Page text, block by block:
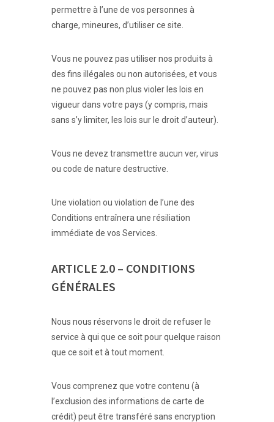
permettre à l’une de vos personnes à
charge, mineures, d’utiliser ce site.
Vous ne pouvez pas utiliser nos produits à
des fins illégales ou non autorisées, et vous
ne pouvez pas non plus violer les lois en
vigueur dans votre pays (y compris, mais
sans s’y limiter, les lois sur le droit d’auteur).
Vous ne devez transmettre aucun ver, virus
ou code de nature destructive.
Une violation ou violation de l’une des
Conditions entraînera une résiliation
immédiate de vos Services.
ARTICLE 2.0 – CONDITIONS
GÉNÉRALES
Nous nous réservons le droit de refuser le
service à qui que ce soit pour quelque raison
que ce soit et à tout moment.
Vous comprenez que votre contenu (à
l’exclusion des informations de carte de
crédit) peut être transféré sans encryption